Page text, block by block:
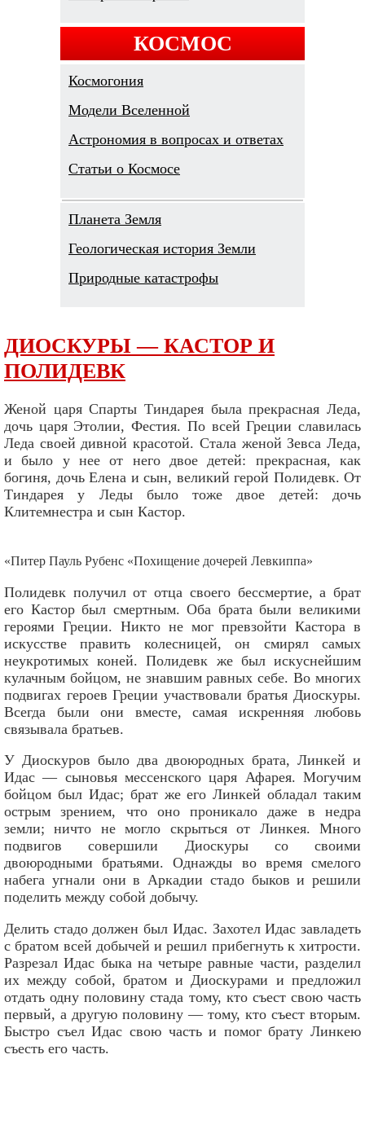
КОСМОС
Космогония
Модели Вселенной
Астрономия в вопросах и ответах
Cтатьи о Космосе
Планета Земля
Геологическая история Земли
Природные катастрофы
ДИОСКУРЫ — КАСТОР И
ПОЛИДЕВК
Женой царя Спарты Тиндарея была прекрасная Леда,
дочь царя Этолии, Фестия. По всей Греции славилась
Леда своей дивной красотой. Стала женой Зевса Леда,
и было у нее от него двое детей: прекрасная, как
богиня, дочь Елена и сын, великий герой Полидевк. От
Тиндарея у Леды было тоже двое детей: дочь
Клитемнестра и сын Кастор.
«Питер Пауль Рубенс «Похищение дочерей Левкиппа»
Полидевк получил от отца своего бессмертие, а брат
его Кастор был смертным. Оба брата были великими
героями Греции. Никто не мог превзойти Кастора в
искусстве править колесницей, он смирял самых
неукротимых коней. Полидевк же был искуснейшим
кулачным бойцом, не знавшим равных себе. Во многих
подвигах героев Греции участвовали братья Диоскуры.
Всегда были они вместе, самая искренняя любовь
связывала братьев.
У Диоскуров было два двоюродных брата, Линкей и
Идас — сыновья мессенского царя Афарея. Могучим
бойцом был Идас; брат же его Линкей обладал таким
острым зрением, что оно проникало даже в недра
земли; ничто не могло скрыться от Линкея. Много
подвигов совершили Диоскуры со своими
двоюродными братьями. Однажды во время смелого
набега угнали они в Аркадии стадо быков и решили
поделить между собой добычу.
Делить стадо должен был Идас. Захотел Идас завладеть
с братом всей добычей и решил прибегнуть к хитрости.
Разрезал Идас быка на четыре равные части, разделил
их между собой, братом и Диоскурами и предложил
отдать одну половину стада тому, кто съест свою часть
первый, а другую половину — тому, кто съест вторым.
Быстро съел Идас свою часть и помог брату Линкею
съесть его часть.